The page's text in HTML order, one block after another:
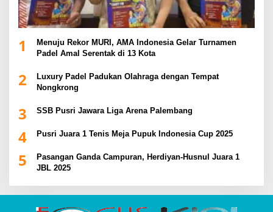
1
Menuju Rekor MURI, AMA Indonesia Gelar Turnamen
Padel Amal Serentak di 13 Kota
2
Luxury Padel Padukan Olahraga dengan Tempat
Nongkrong
3 SSB Pusri Jawara Liga Arena Palembang
4 Pusri Juara 1 Tenis Meja Pupuk Indonesia Cup 2025
5
Pasangan Ganda Campuran, Herdiyan-Husnul Juara 1
JBL 2025